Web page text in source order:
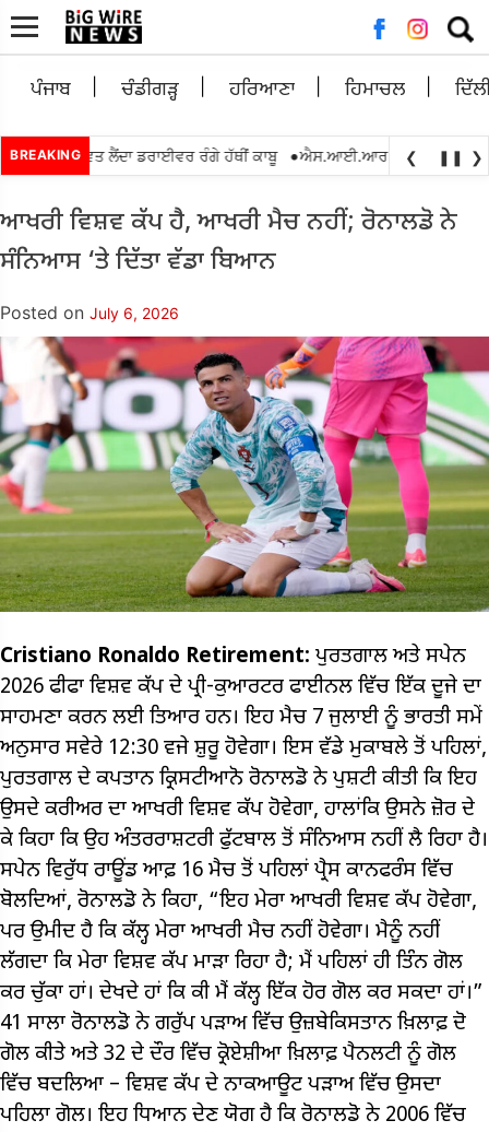
for:
ਪੰਜਾਬ ਚੰਡੀਗੜ੍ਹ ਹਰਿਆਣਾ ਹਿਮਾਚਲ
BREAKING
ਰਿਸ਼ਵਤ ਲੈਂਦਾ ਡਰਾਈਵਰ ਰੰਗੇ ਹੱਥੀਂ ਕਾਬੂ • ਐਸ.ਆਈ.ਆਰ.2026 ਦੌਰਾਨ
❮ ❚❚ ❯
ਆਖਰੀ ਵਿਸ਼ਵ ਕੱਪ ਹੈ, ਆਖਰੀ ਮੈਚ ਨਹੀਂ; ਰੋਨਾਲਡੋ ਨੇ
ਸੰਨਿਆਸ ‘ਤੇ ਦਿੱਤਾ ਵੱਡਾ ਬਿਆਨ
Posted on July 6, 2026
Cristiano Ronaldo Retirement: ਪੁਰਤਗਾਲ ਅਤੇ ਸਪੇਨ
2026 ਫੀਫਾ ਵਿਸ਼ਵ ਕੱਪ ਦੇ ਪ੍ਰੀ-ਕੁਆਰਟਰ ਫਾਈਨਲ ਵਿੱਚ ਇੱਕ ਦੂਜੇ ਦਾ
ਸਾਹਮਣਾ ਕਰਨ ਲਈ ਤਿਆਰ ਹਨ। ਇਹ ਮੈਚ 7 ਜੁਲਾਈ ਨੂੰ ਭਾਰਤੀ ਸਮੇਂ
ਅਨੁਸਾਰ ਸਵੇਰੇ 12:30 ਵਜੇ ਸ਼ੁਰੂ ਹੋਵੇਗਾ। ਇਸ ਵੱਡੇ ਮੁਕਾਬਲੇ ਤੋਂ ਪਹਿਲਾਂ,
ਪੁਰਤਗਾਲ ਦੇ ਕਪਤਾਨ ਕ੍ਰਿਸਟੀਆਨੋ ਰੋਨਾਲਡੋ ਨੇ ਪੁਸ਼ਟੀ ਕੀਤੀ ਕਿ ਇਹ
ਉਸਦੇ ਕਰੀਅਰ ਦਾ ਆਖਰੀ ਵਿਸ਼ਵ ਕੱਪ ਹੋਵੇਗਾ, ਹਾਲਾਂਕਿ ਉਸਨੇ ਜ਼ੋਰ ਦੇ
ਕੇ ਕਿਹਾ ਕਿ ਉਹ ਅੰਤਰਰਾਸ਼ਟਰੀ ਫੁੱਟਬਾਲ ਤੋਂ ਸੰਨਿਆਸ ਨਹੀਂ ਲੈ ਰਿਹਾ ਹੈ।
ਸਪੇਨ ਵਿਰੁੱਧ ਰਾਊਂਡ ਆਫ਼ 16 ਮੈਚ ਤੋਂ ਪਹਿਲਾਂ ਪ੍ਰੈਸ ਕਾਨਫਰੰਸ ਵਿੱਚ
ਬੋਲਦਿਆਂ, ਰੋਨਾਲਡੋ ਨੇ ਕਿਹਾ, “ਇਹ ਮੇਰਾ ਆਖਰੀ ਵਿਸ਼ਵ ਕੱਪ ਹੋਵੇਗਾ,
ਪਰ ਉਮੀਦ ਹੈ ਕਿ ਕੱਲ੍ਹ ਮੇਰਾ ਆਖਰੀ ਮੈਚ ਨਹੀਂ ਹੋਵੇਗਾ। ਮੈਨੂੰ ਨਹੀਂ
ਲੱਗਦਾ ਕਿ ਮੇਰਾ ਵਿਸ਼ਵ ਕੱਪ ਮਾੜਾ ਰਿਹਾ ਹੈ; ਮੈਂ ਪਹਿਲਾਂ ਹੀ ਤਿੰਨ ਗੋਲ
ਕਰ ਚੁੱਕਾ ਹਾਂ। ਦੇਖਦੇ ਹਾਂ ਕਿ ਕੀ ਮੈਂ ਕੱਲ੍ਹ ਇੱਕ ਹੋਰ ਗੋਲ ਕਰ ਸਕਦਾ ਹਾਂ।”
41 ਸਾਲਾ ਰੋਨਾਲਡੋ ਨੇ ਗਰੁੱਪ ਪੜਾਅ ਵਿੱਚ ਉਜ਼ਬੇਕਿਸਤਾਨ ਖ਼ਿਲਾਫ਼ ਦੋ
ਗੋਲ ਕੀਤੇ ਅਤੇ 32 ਦੇ ਦੌਰ ਵਿੱਚ ਕ੍ਰੋਏਸ਼ੀਆ ਖ਼ਿਲਾਫ਼ ਪੈਨਲਟੀ ਨੂੰ ਗੋਲ
ਵਿੱਚ ਬਦਲਿਆ – ਵਿਸ਼ਵ ਕੱਪ ਦੇ ਨਾਕਆਊਟ ਪੜਾਅ ਵਿੱਚ ਉਸਦਾ
ਪਹਿਲਾ ਗੋਲ। ਇਹ ਧਿਆਨ ਦੇਣ ਯੋਗ ਹੈ ਕਿ ਰੋਨਾਲਡੋ ਨੇ 2006 ਵਿੱਚ